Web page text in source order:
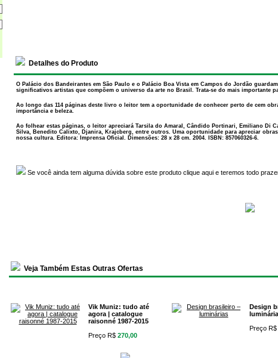
Detalhes do Produto
O Palácio dos Bandeirantes em São Paulo e o Palácio Boa Vista em Campos do Jordão
significativos artistas que compõem o universo da arte no Brasil. Trata-se do mais importante
Ao longo das 114 páginas deste livro o leitor tem a oportunidade de conhecer perto de cem
importância e beleza.
Ao folhear estas páginas, o leitor apreciará Tarsila do Amaral, Cândido Portinari, Emiliano Di
Silva, Benedito Calixto, Djanira, Krajcberg, entre outros. Uma oportunidade para apreciar
nossa cultura. Editora: Imprensa Oficial. Dimensões: 28 x 28 cm. 2004. ISBN: 857060326-6.
Se você ainda tem alguma dúvida sobre este produto clique aqui e teremos todo
Veja Também Estas Outras Ofertas
Vik Muniz: tudo até
agora | catalogue
raisonné 1987-2015
Preço R$ 270,00
Design
Preço R$